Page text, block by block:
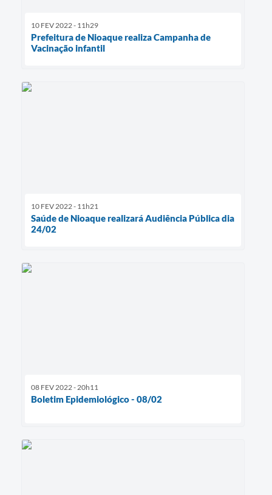
10 FEV 2022 - 11h29
Prefeitura de Nioaque realiza Campanha de
Vacinação infantil
10 FEV 2022 - 11h21
Saúde de Nioaque realizará Audiência Pública dia
24/02
08 FEV 2022 - 20h11
Boletim Epidemiológico - 08/02